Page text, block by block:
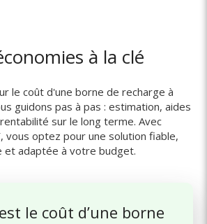
à la clé
le coût d'une borne de recharge à
guidons pas à pas : estimation, aides
sur le long terme. Avec
vous optez pour une solution fiable,
et adaptée à votre budget.
le coût d’une borne